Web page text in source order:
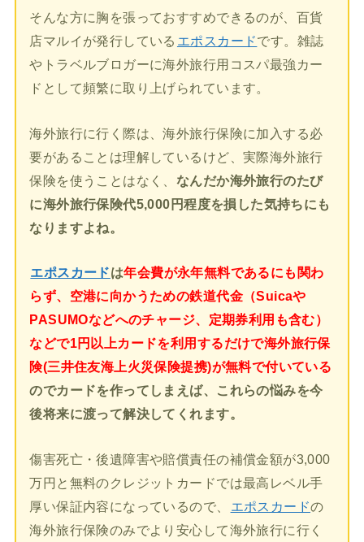
そんな方に胸を張っておすすめできるのが、百貨
店マルイが発行している エポスカードです。雑誌
やトラベルブロガーに海外旅行用コスパ最強カー
ドとして頻繁に取り上げられています。
海外旅行に行く際は、海外旅行保険に加入する必
要があることは理解しているけど、実際海外旅行
保険を使うことはなく、 なんだか海外旅行のたび
に海外旅行保険代5,000円程度を損した気持ちにも
なりますよね。
エポスカードは年会費が永年無料であるにも関わ
らず、空港に向かうための鉄道代金（Suicaや
PASUMOなどへのチャージ、定期券利用も含む）
などで1円以上カードを利用するだけで海外旅行保
険(三井住友海上火災保険提携)が無料で付いている
のでカードを作ってしまえば、これらの悩みを今
後将来に渡って解決してくれます。
傷害死亡・後遺障害や賠償責任の補償金額が3,000
万円と無料のクレジットカードでは最高レベル手
厚い保証内容になっているので、
エポスカードの
海外旅行保険のみでより安心して海外旅行に行く